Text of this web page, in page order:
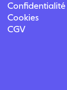
Confidentialité
Cookies
CGV